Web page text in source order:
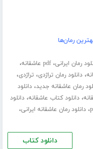
رمان‌ها
رمان ایرانی،pdf عاشقانه ،
،دانلود رمان تراژدی، تراژدی،
رمان عاشقانه جدید،دانلود
،دانلود کتاب عاشقانه،دانلود
،دانلود رمان عاشقانه ایرانی،
دانلود کتاب